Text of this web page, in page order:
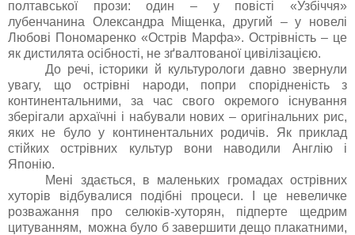
полтавської прози: один – у повісті «Узбіччя»
лубенчанина Олександра Міщенка, другий – у новелі
Любові Пономаренко «Острів Марфа». Острівність – це
як дистилята осібності, не зґвалтованої цивілізацією.
До речі, історики й культурологи давно звернули
увагу, що острівні народи, попри спорідненість з
континентальними, за час свого окремого існування
зберігали архаїчні і набували нових – оригінальних рис,
яких не було у континентальних родичів. Як приклад
стійких острівних культур вони наводили Англію і
Японію.
Мені здається, в маленьких громадах острівних
хуторів відбувалися подібні процеси. І це невеличке
розважання про селюків-хуторян, підперте щедрим
цитуванням, можна було б завершити дещо плакатними,